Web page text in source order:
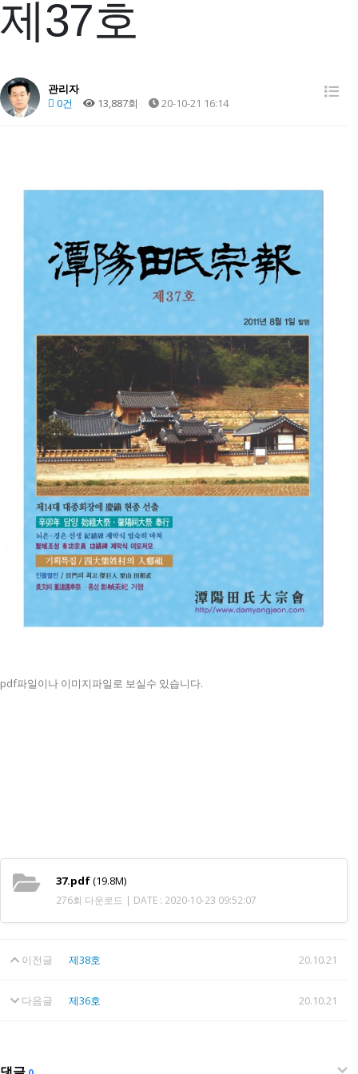
제37호
관리자
0건
13,887회 20-10-21 16:14
pdf파일이나 이미지파일로 보실수 있습니다.
37.pdf(19.8M)
276회 다운로드 | DATE : 2020-10-23 09:52:07
이전글 제38호 20.10.21
다음글 제36호 20.10.21